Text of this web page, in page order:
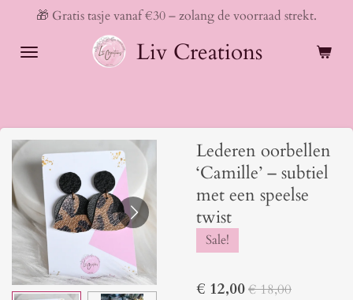
naar
Liv Creations
🎁 Gratis tasje vanaf €30 – zolang de voorraad strekt.
Lederen oorbellen
‘Camille’ – subtiel
met een speelse
twist
Sale!
€ 12,00€ 18,00